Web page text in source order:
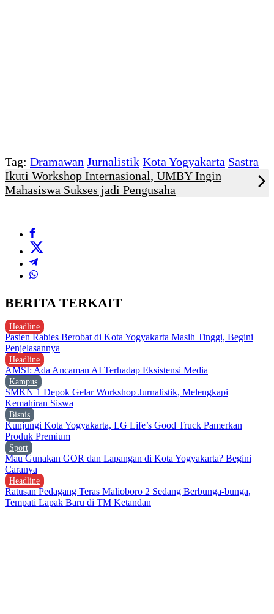
Tag: Dramawan Jurnalistik Kota Yogyakarta Sastra
Ikuti Workshop Internasional, UMBY Ingin
Mahasiswa Sukses jadi Pengusaha
BERITA TERKAIT
Headline
Pasien Rabies Berobat di Kota Yogyakarta Masih Tinggi, Begini
Penjelasannya
Headline
AMSI: Ada Ancaman AI Terhadap Eksistensi Media
Kampus
SMKN 1 Depok Gelar Workshop Jurnalistik, Melengkapi
Kemahiran Siswa
Bisnis
Kunjungi Kota Yogyakarta, LG Life’s Good Truck Pamerkan
Produk Premium
Sport
Mau Gunakan GOR dan Lapangan di Kota Yogyakarta? Begini
Caranya
Headline
Ratusan Pedagang Teras Malioboro 2 Sedang Berbunga-bunga,
Tempati Lapak Baru di TM Ketandan